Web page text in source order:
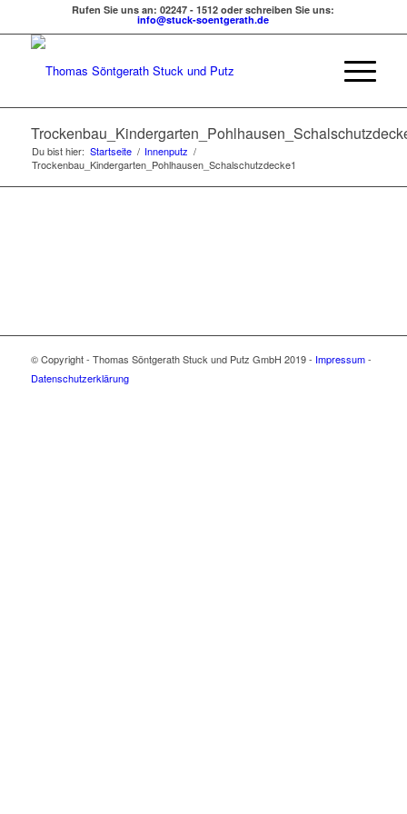
Rufen Sie uns an: 02247 - 1512 oder schreiben Sie uns:
info@stuck-soentgerath.de
Du bist hier: Startseite / Innenputz /
Trockenbau_Kindergarten_Pohlhausen_Schalschutzdecke1
© Copyright - Thomas Söntgerath Stuck und Putz GmbH 2019 - Impressum-
Datenschutzerklärung